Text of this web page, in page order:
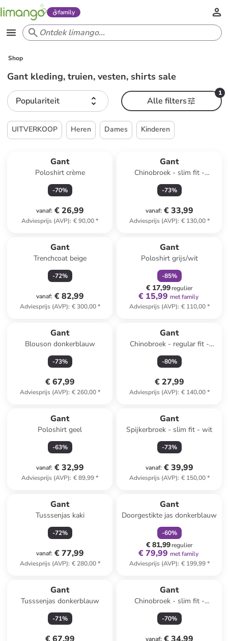
family
Shop
Gant kleding, truien, vesten, shirts sale
Populariteit
1
Alle filters
UITVERKOOP Heren Dames Kinderen
Gant
Poloshirt crème
-70%
vanaf: € 26,99
Adviesprijs (AVP): € 90,00*
Gant
Chinobroek - slim fit -
koraalrood
-73%
vanaf: € 33,99
Adviesprijs (AVP): € 130,00*
Gant
Trenchcoat beige
-72%
vanaf: € 82,99
Adviesprijs (AVP): € 300,00*
Gant
Poloshirt grijs/wit
-85%
€ 17,99regulier
€ 15,99 met family
Adviesprijs (AVP): € 110,00*
Gant
Blouson donkerblauw
-73%
€ 67,99
Adviesprijs (AVP): € 260,00*
Gant
Chinobroek - regular fit -
beige
-80%
€ 27,99
Adviesprijs (AVP): € 140,00*
Gant
Poloshirt geel
-63%
vanaf: € 32,99
Adviesprijs (AVP): € 89,99*
Gant
Spijkerbroek - slim fit - wit
-73%
vanaf: € 39,99
Adviesprijs (AVP): € 150,00*
Gant
Tusssenjas kaki
-72%
vanaf: € 77,99
Adviesprijs (AVP): € 280,00*
Gant
Doorgestikte jas donkerblauw
-60%
€ 81,99regulier
€ 79,99 met family
Adviesprijs (AVP): € 199,99*
Gant
Tusssenjas donkerblauw
-71%
Gant
Chinobroek - slim fit -
zalmroze
-70%
vanaf: